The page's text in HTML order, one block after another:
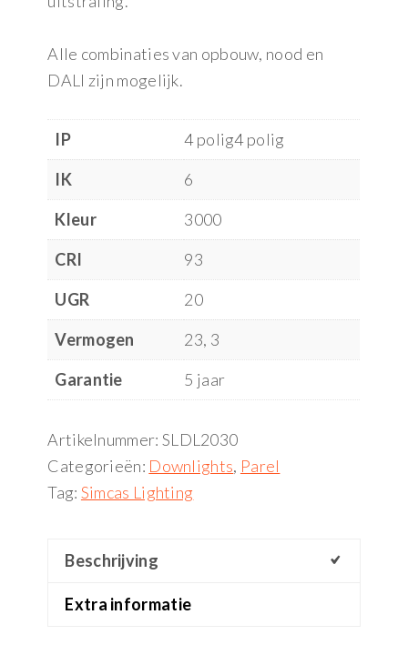
Alle combinaties van opbouw, nood en
DALI zijn mogelijk.
IP
4 polig4 polig
IK
6
Kleur
3000
CRI
93
UGR
20
Vermogen
23, 3
Garantie
5 jaar
Artikelnummer: SLDL2030
Categorieën: Downlights, Parel
Tag: Simcas Lighting
Beschrijving
Extra informatie